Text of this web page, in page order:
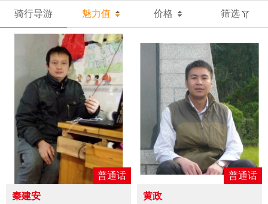
骑行导游 魅力值 价格 筛选
普通话
秦建安
普通话
黄政